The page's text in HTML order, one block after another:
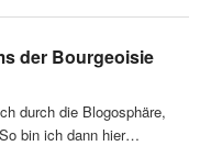
der Bourgeoisie
durch die Blogosphäre,
bin ich dann hier…